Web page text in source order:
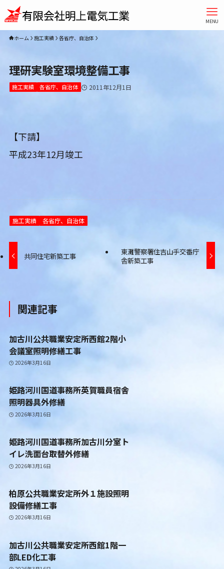
MENU
ホーム 施工実績 各省庁、自治体
理研実験室環境整備工事
施工実績 各省庁、自治体 2011年12月1日
【下請】
平成23年12月竣工
施工実績 各省庁、自治体
共同住宅新築工事
東灘警察署住吉山手交番庁
舎新築工事
関連記事
加古川公共職業安定所西館2階小
会議室照明修繕工事
2026年3月16日
姫路河川国道事務所英賀職員宿舎
照明器具外修繕
2026年3月16日
姫路河川国道事務所加古川分室ト
イレ洗面台取替外修繕
2026年3月16日
柏原公共職業安定所外１施設照明
設備修繕工事
2026年3月16日
加古川公共職業安定所西館1階一
部LED化工事